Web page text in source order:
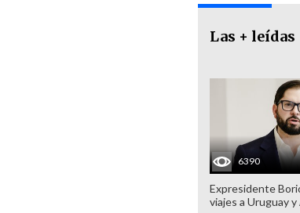
Las + leídas
6390
Expresidente
viajes a Uruguay y